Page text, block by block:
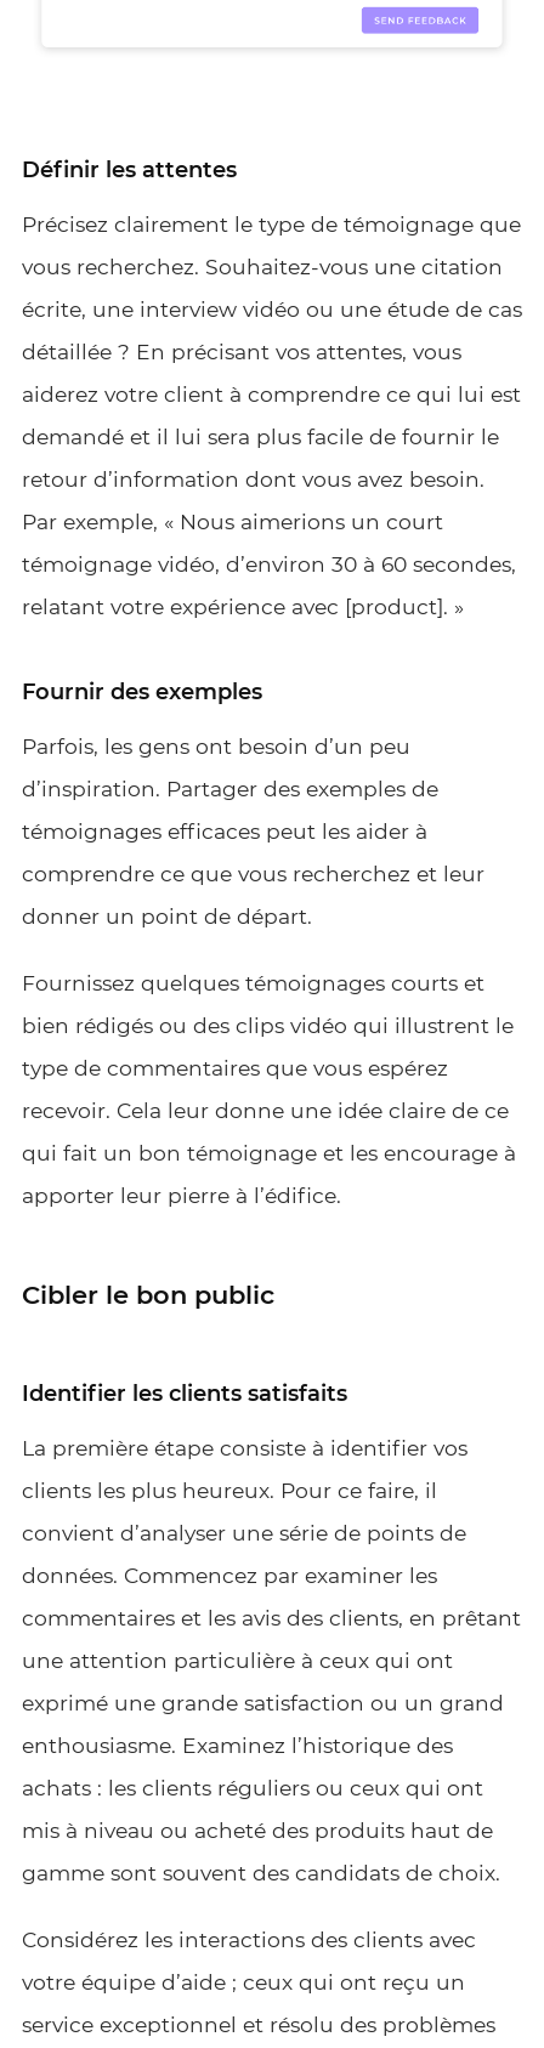
Définir les attentes
Précisez clairement le type de témoignage que
vous recherchez. Souhaitez-vous une citation
écrite, une interview vidéo ou une étude de cas
détaillée ? En précisant vos attentes, vous
aiderez votre client à comprendre ce qui lui est
demandé et il lui sera plus facile de fournir le
retour d’information dont vous avez besoin.
Par exemple, « Nous aimerions un court
témoignage vidéo, d’environ 30 à 60 secondes,
relatant votre expérience avec [product]. »
Fournir des exemples
Parfois, les gens ont besoin d’un peu
d’inspiration. Partager des exemples de
témoignages efficaces peut les aider à
comprendre ce que vous recherchez et leur
donner un point de départ.
Fournissez quelques témoignages courts et
bien rédigés ou des clips vidéo qui illustrent le
type de commentaires que vous espérez
recevoir. Cela leur donne une idée claire de ce
qui fait un bon témoignage et les encourage à
apporter leur pierre à l’édifice.
Cibler le bon public
Identifier les clients satisfaits
La première étape consiste à identifier vos
clients les plus heureux. Pour ce faire, il
convient d’analyser une série de points de
données. Commencez par examiner les
commentaires et les avis des clients, en prêtant
une attention particulière à ceux qui ont
exprimé une grande satisfaction ou un grand
enthousiasme. Examinez l’historique des
achats : les clients réguliers ou ceux qui ont
mis à niveau ou acheté des produits haut de
gamme sont souvent des candidats de choix.
Considérez les interactions des clients avec
votre équipe d’aide ; ceux qui ont reçu un
service exceptionnel et résolu des problèmes